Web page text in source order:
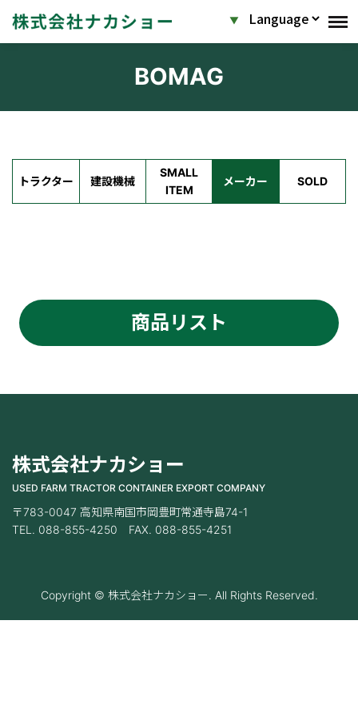
BOMAG
トラクター 建設機械
SMALL
ITEM
メーカー SOLD
商品リスト
株式会社ナカショー
USED FARM TRACTOR CONTAINER EXPORT COMPANY
〒783-0047 高知県南国市岡豊町常通寺島74-1
TEL. 088-855-4250 FAX. 088-855-4251
Copyright © 株式会社ナカショー. All Rights Reserved.